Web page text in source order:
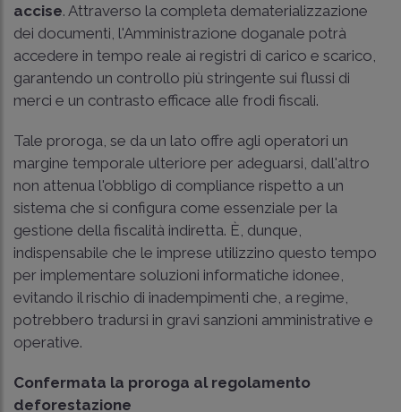
accise. Attraverso la completa dematerializzazione
dei documenti, l'Amministrazione doganale potrà
accedere in tempo reale ai registri di carico e scarico,
garantendo un controllo più stringente sui flussi di
merci e un contrasto efficace alle frodi fiscali.
Tale proroga, se da un lato offre agli operatori un
margine temporale ulteriore per adeguarsi, dall'altro
non attenua l'obbligo di compliance rispetto a un
sistema che si configura come essenziale per la
gestione della fiscalità indiretta. È, dunque,
indispensabile che le imprese utilizzino questo tempo
per implementare soluzioni informatiche idonee,
evitando il rischio di inadempimenti che, a regime,
potrebbero tradursi in gravi sanzioni amministrative e
operative.
Confermata la proroga al regolamento
deforestazione